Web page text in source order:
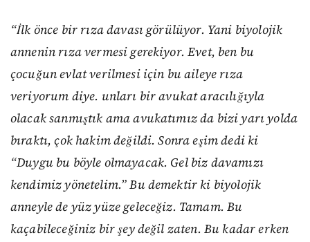
“İlk önce bir rıza davası görülüyor. Yani biyolojik
annenin rıza vermesi gerekiyor. Evet, ben bu
çocuğun evlat verilmesi için bu aileye rıza
veriyorum diye. unları bir avukat aracılığıyla
olacak sanmıştık ama avukatımız da bizi yarı yolda
bıraktı, çok hakim değildi. Sonra eşim dedi ki
“Duygu bu böyle olmayacak. Gel biz davamızı
kendimiz yönetelim.”Bu demektir ki biyolojik
anneyle de yüz yüze geleceğiz. Tamam. Bu
kaçabileceğiniz bir şey değil zaten. Bu kadar erken